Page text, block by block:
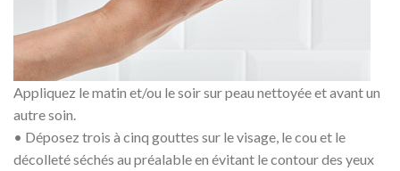
Appliquez le matin et/ou le soir sur peau nettoyée et avant un
autre soin.
• Déposez trois à cinq gouttes sur le visage, le cou et le
décolleté séchés au préalable en évitant le contour des yeux